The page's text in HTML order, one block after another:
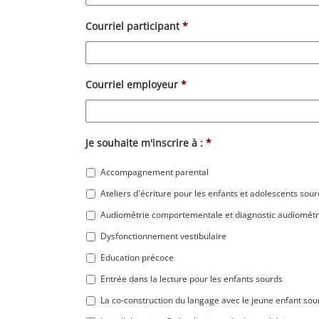
Courriel participant *
Courriel employeur *
Je souhaite m'inscrire à : *
Accompagnement parental
Ateliers d'écriture pour les enfants et adolescents
Audiométrie comportementale et diagnostic
Dysfonctionnement vestibulaire
Education précoce
Entrée dans la lecture pour les enfants sourds
La co-construction du langage avec le jeune enfant